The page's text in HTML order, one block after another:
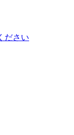
ださい